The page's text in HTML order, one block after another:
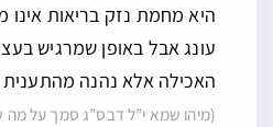
היא מחמת נזק בריאות אינו
עונג אבל באופן שמרגיש
האכילה אלא נהנה מהתענית
(מיהו שמא י”ל דבס”ג סמך על